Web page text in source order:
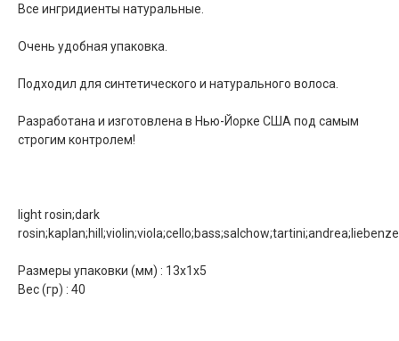
Все ингридиенты натуральные.
Очень удобная упаковка.
Подходил для синтетического и натурального волоса.
Разработана и изготовлена в Нью-Йорке США под самым
строгим контролем!
light rosin;dark
Размеры упаковки (мм) : 13х1х5
Вес (гр) : 40